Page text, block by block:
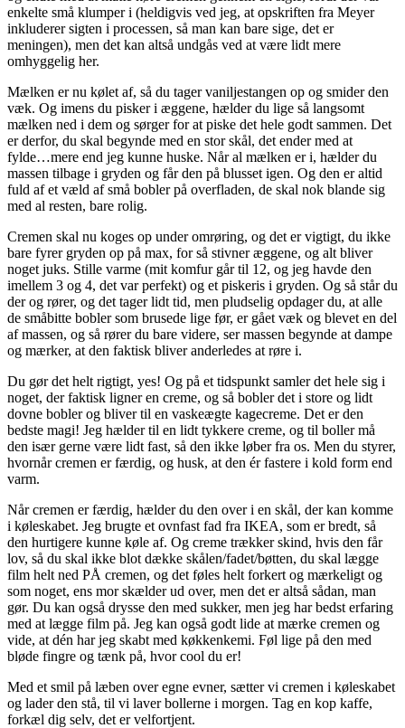
enkelte små klumper i (heldigvis ved jeg, at opskriften fra Meyer
inkluderer sigten i processen, så man kan bare sige, det er
meningen), men det kan altså undgås ved at være lidt mere
omhyggelig her.
Mælken er nu kølet af, så du tager vaniljestangen op og smider den
væk. Og imens du pisker i æggene, hælder du lige så langsomt
mælken ned i dem og sørger for at piske det hele godt sammen. Det
er derfor, du skal begynde med en stor skål, det ender med at
fylde…mere end jeg kunne huske. Når al mælken er i, hælder du
massen tilbage i gryden og får den på blusset igen. Og den er altid
fuld af et væld af små bobler på overfladen, de skal nok blande sig
med al resten, bare rolig.
Cremen skal nu koges op under omrøring, og det er vigtigt, du ikke
bare fyrer gryden op på max, for så stivner æggene, og alt bliver
noget juks. Stille varme (mit komfur går til 12, og jeg havde den
imellem 3 og 4, det var perfekt) og et piskeris i gryden. Og så står du
der og rører, og det tager lidt tid, men pludselig opdager du, at alle
de småbitte bobler som brusede lige før, er gået væk og blevet en del
af massen, og så rører du bare videre, ser massen begynde at dampe
og mærker, at den faktisk bliver anderledes at røre i.
Du gør det helt rigtigt, yes! Og på et tidspunkt samler det hele sig i
noget, der faktisk ligner en creme, og så bobler det i store og lidt
dovne bobler og bliver til en vaskeægte kagecreme. Det er den
bedste magi! Jeg hælder til en lidt tykkere creme, og til boller må
den især gerne være lidt fast, så den ikke løber fra os. Men du styrer,
hvornår cremen er færdig, og husk, at den ér fastere i kold form end
varm.
Når cremen er færdig, hælder du den over i en skål, der kan komme
i køleskabet. Jeg brugte et ovnfast fad fra IKEA, som er bredt, så
den hurtigere kunne køle af. Og creme trækker skind, hvis den får
lov, så du skal ikke blot dække skålen/fadet/bøtten, du skal lægge
film helt ned PÅ cremen, og det føles helt forkert og mærkeligt og
som noget, ens mor skælder ud over, men det er altså sådan, man
gør. Du kan også drysse den med sukker, men jeg har bedst erfaring
med at lægge film på. Jeg kan også godt lide at mærke cremen og
vide, at dén har jeg skabt med køkkenkemi. Føl lige på den med
bløde fingre og tænk på, hvor cool du er!
Med et smil på læben over egne evner, sætter vi cremen i køleskabet
og lader den stå, til vi laver bollerne i morgen. Tag en kop kaffe,
forkæl dig selv, det er velfortjent.